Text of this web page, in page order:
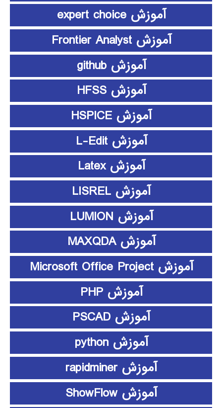
آموزش expert choice
آموزش Frontier Analyst
آموزش github
آموزش HFSS
آموزش HSPICE
آموزش L-Edit
آموزش Latex
آموزش LISREL
آموزش LUMION
آموزش MAXQDA
آموزش Microsoft Office Project
آموزش PHP
آموزش PSCAD
آموزش python
آموزش rapidminer
آموزش ShowFlow